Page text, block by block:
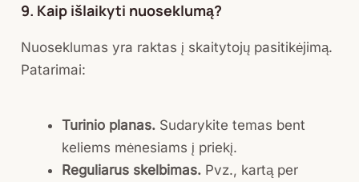
9. Kaip išlaikyti nuoseklumą?
Nuoseklumas yra raktas į skaitytojų pasitikėjimą.
Patarimai:
Turinio planas. Sudarykite temas bent
keliems mėnesiams į priekį.
Reguliarus skelbimas. Pvz., kartą per